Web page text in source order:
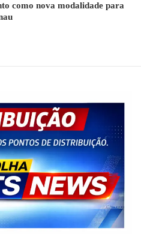
como nova modalidade para